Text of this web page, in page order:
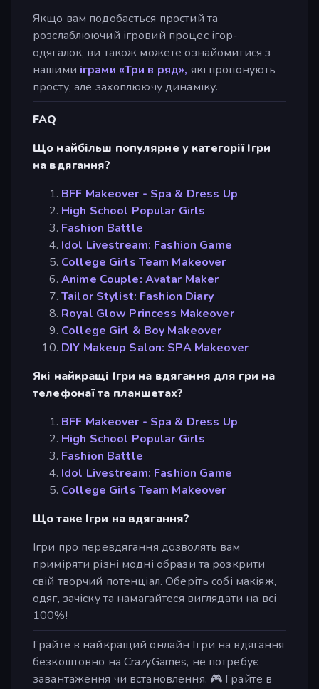
Якщо вам подобається простий та
розслаблюючий ігровий процес ігор-
одягалок, ви також можете ознайомитися з
нашими іграми «Три в ряд», які пропонують
просту, але захоплюючу динаміку.
FAQ
Що найбільш популярне у категорії Ігри
на вдягання?
BFF Makeover - Spa & Dress Up
High School Popular Girls
Fashion Battle
Idol Livestream: Fashion Game
College Girls Team Makeover
Anime Couple: Avatar Maker
Tailor Stylist: Fashion Diary
Royal Glow Princess Makeover
College Girl & Boy Makeover
DIY Makeup Salon: SPA Makeover
Які найкращі Ігри на вдягання для гри на
телефонаї та планшетах?
BFF Makeover - Spa & Dress Up
High School Popular Girls
Fashion Battle
Idol Livestream: Fashion Game
College Girls Team Makeover
Що таке Ігри на вдягання?
Ігри про перевдягання дозволять вам
приміряти різні модні образи та розкрити
свій творчий потенціал. Оберіть собі макіяж,
одяг, зачіску та намагайтеся виглядати на всі
100%!
Грайте в найкращий онлайн Ігри на вдягання
безкоштовно на CrazyGames, не потребує
завантаження чи встановлення. 🎮 Грайте в